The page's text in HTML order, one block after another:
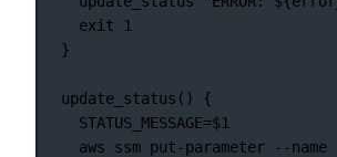
exit
1
}
update_status () {
STATUS_MESSAGE=$1
aws
ssm put-parameter --name